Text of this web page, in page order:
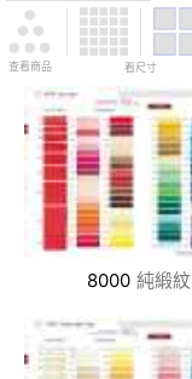
查看商品 看尺寸
8000 純緞紋